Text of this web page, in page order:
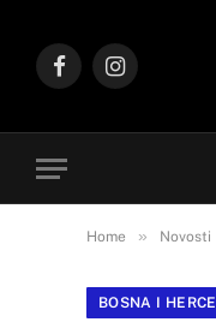
FacebookInstagram
Home » Novosti
BOSNA I